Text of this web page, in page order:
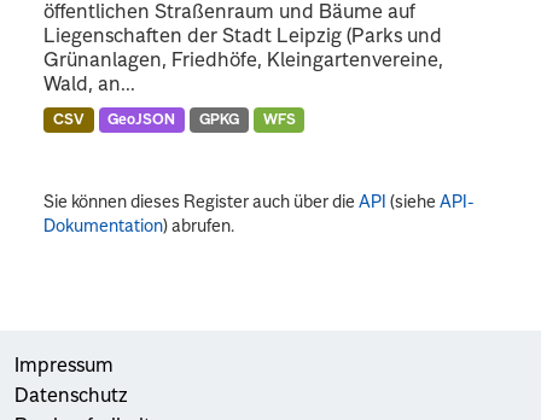
öffentlichen Straßenraum und Bäume auf
Liegenschaften der Stadt Leipzig (Parks und
Grünanlagen, Friedhöfe, Kleingartenvereine,
Wald, an...
CSV GeoJSON GPKG WFS
Sie können dieses Register auch über dieAPI (sieheAPI-
Dokumentation) abrufen.
Impressum
Datenschutz